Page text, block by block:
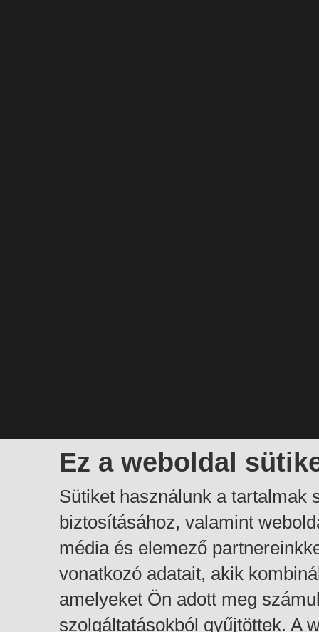
Ez a weboldal
Sütiket használunk a tartalmak
biztosításához, valamint
média és elemező
vonatkozó adatait, akik
amelyeket Ön adott meg
szolgáltatásokból gyűjtöttek. A